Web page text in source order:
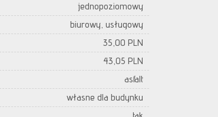
jednopoziomowy
biurowy, usługowy
35,00 PLN
43,05 PLN
asfalt
własne dla budynku